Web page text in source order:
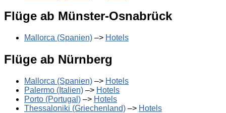
Flüge ab Münster-Osnabrück
Mallorca (Spanien) –> Hotels
Flüge ab Nürnberg
Mallorca (Spanien) –> Hotels
Palermo (Italien) –> Hotels
Porto (Portugal) –> Hotels
Thessaloniki (Griechenland) –> Hotels